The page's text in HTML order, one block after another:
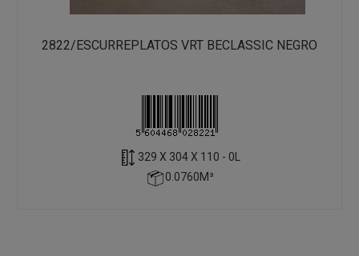
2822/ESCURREPLATOS VRT BECLASSIC NEGRO
329 X 304 X 110 - 0L
0.0760M³